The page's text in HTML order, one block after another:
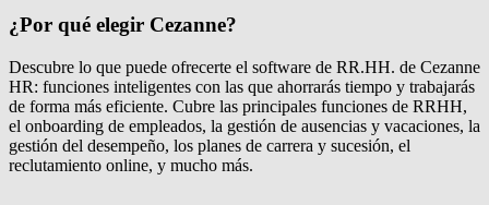
¿Por qué elegir Cezanne?
Descubre lo que puede ofrecerte el software de RR.HH. de Cezanne
HR: funciones inteligentes con las que ahorrarás tiempo y trabajarás
de forma más eficiente. Cubre las principales funciones de RRHH,
el onboarding de empleados, la gestión de ausencias y vacaciones, la
gestión del desempeño, los planes de carrera y sucesión, el
reclutamiento online, y mucho más.